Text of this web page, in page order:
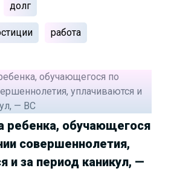
долг
работа
ребенка, обучающегося
совершеннолетия,
и за период каникул, —